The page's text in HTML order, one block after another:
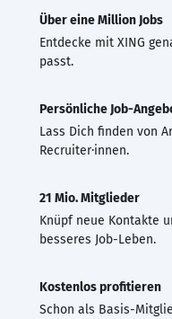
Über eine Million Jobs
Entdecke mit XING
passt.
Persönliche Job-
Lass Dich finden von
Recruiter·innen.
21 Mio. Mitglieder
Knüpf neue Kontakte
besseres Job-Leben.
Kostenlos profitieren
Schon als Basis-